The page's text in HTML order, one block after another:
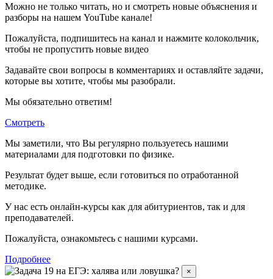
Можно не только читать, но и смотреть новые объяснения и
разборы на нашем YouTube канале!
Пожалуйста, подпишитесь на канал и нажмите колокольчик,
чтобы не пропустить новые видео
Задавайте свои вопросы в комментариях и оставляйте задачи,
которые вы хотите, чтобы мы разобрали.
Мы обязательно ответим!
Смотреть
Мы заметили, что Вы регулярно пользуетесь нашими
материалами для подготовки по физике.
Результат будет выше, если готовиться по отработанной
методике.
У нас есть онлайн-курсы как для абитуриентов, так и для
преподавателей.
Пожалуйста, ознакомьтесь с нашими курсами.
Подробнее
×